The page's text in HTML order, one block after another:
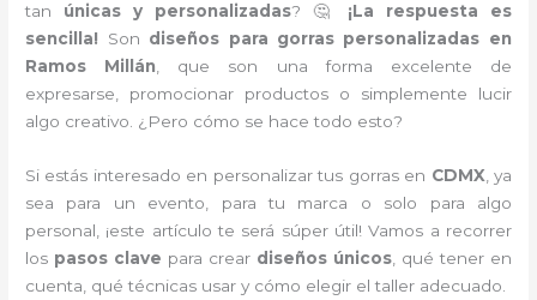
tan únicas y personalizadas? 🤔 ¡La respuesta es
sencilla! Son diseños para gorras personalizadas en
Ramos Millán, que son una forma excelente de
expresarse, promocionar productos o simplemente lucir
algo creativo. ¿Pero cómo se hace todo esto?
Si estás interesado en personalizar tus gorras en CDMX , ya
sea para un evento, para tu marca o solo para algo
personal, ¡este artículo te será súper útil! Vamos a recorrer
los pasos clave para crear diseños únicos , qué tener en
cuenta, qué técnicas usar y cómo elegir el taller adecuado.